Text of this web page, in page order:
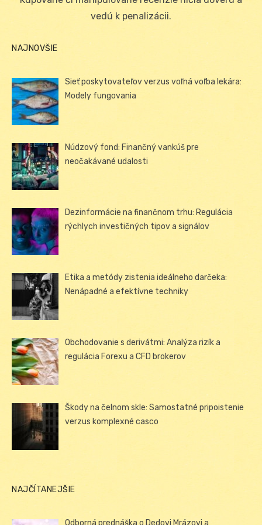
vedú k penalizácii.
NAJNOVŠIE
Sieť poskytovateľov verzus voľná voľba lekára:
Modely fungovania
Núdzový fond: Finančný vankúš pre
neočakávané udalosti
Dezinformácie na finančnom trhu: Regulácia
rýchlych investičných tipov a signálov
Etika a metódy zistenia ideálneho darčeka:
Nenápadné a efektívne techniky
Obchodovanie s derivátmi: Analýza rizík a
regulácia Forexu a CFD brokerov
Škody na čelnom skle: Samostatné pripoistenie
verzus komplexné casco
NAJČÍTANEJŠIE